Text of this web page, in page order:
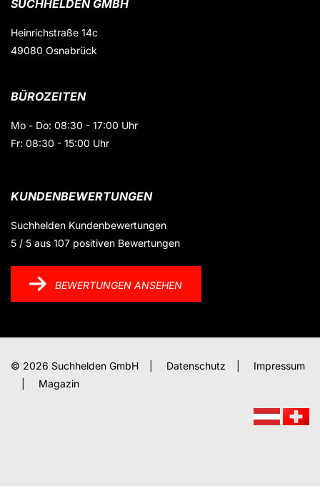
SUCHHELDEN GMBH
Heinrichstraße 14c
49080 Osnabrück
BÜROZEITEN
Mo - Do: 08:30 - 17:00 Uhr
Fr: 08:30 - 15:00 Uhr
KUNDENBEWERTUNGEN
Suchhelden Kundenbewertungen
5 / 5 aus 107 positiven Bewertungen
BEWERTUNGEN ANSEHEN
© 2026 Suchhelden GmbH Datenschutz
Impressum
Magazin